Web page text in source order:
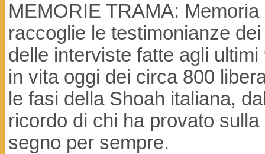
MEMORIE TRAMA:
raccoglie le testimonianze
delle interviste fatte agli
in vita oggi dei circa 800
le fasi della Shoah italiana,
ricordo di chi ha provato
segno per sempre.